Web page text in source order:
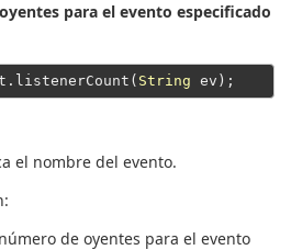
para el evento especificado
String
el nombre del evento.
de oyentes para el evento